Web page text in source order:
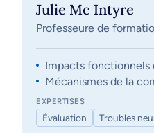
Julie Mc Intyre
Professeure de
Impacts fonctionnels
Mécanismes de la
EXPERTISES
Évaluation Troubles